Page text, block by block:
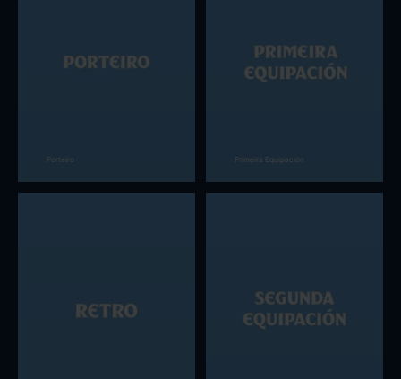
Porteiro Primeira Equipación